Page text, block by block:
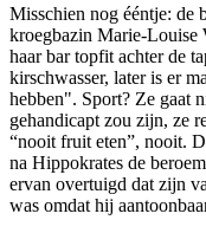
Misschien nog ééntje: de
kroegbazin Marie-Louise
haar bar topfit achter de
kirschwasser, later is er
hebben". Sport? Ze gaat
gehandicapt zou zijn, ze
“nooit fruit eten”, nooit.
na Hippokrates de
ervan overtuigd dat zijn
was omdat hij